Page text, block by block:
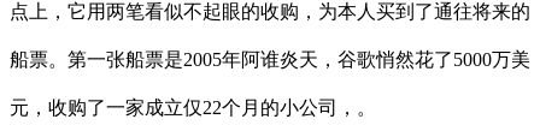
点上，它用两笔看似不起眼的收购，为本人买到了通往将来的
船票。第一张船票是2005年阿谁炎天，谷歌悄然花了5000万美
元，收购了一家成立仅22个月的小公司，。